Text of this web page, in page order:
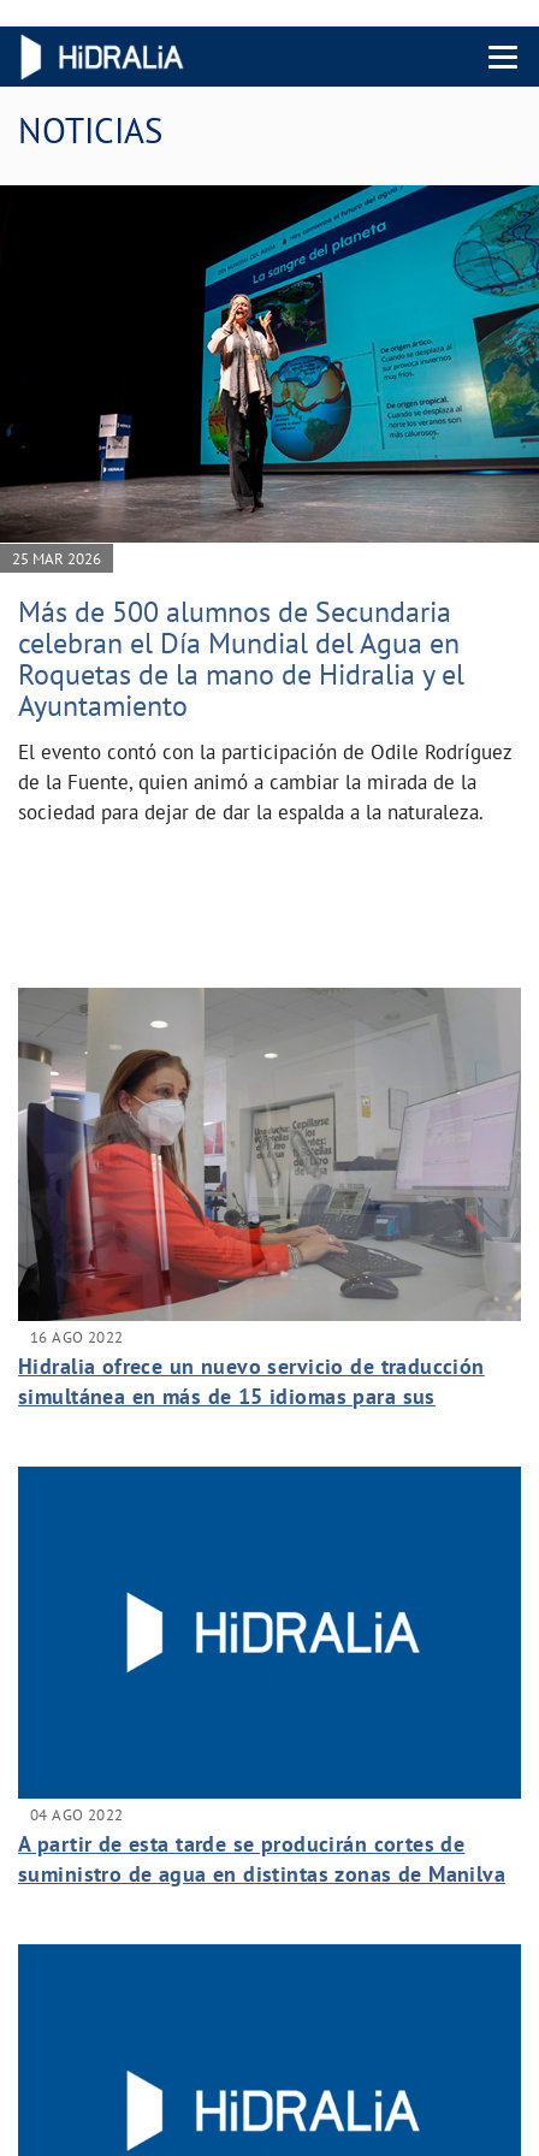
Menu
NOTICIAS
25 MAR 2026
Más de 500 alumnos de Secundaria
celebran el Día Mundial del Agua en
Roquetas de la mano de Hidralia y el
Ayuntamiento
El evento contó con la participación de Odile Rodríguez
de la Fuente, quien animó a cambiar la mirada de la
sociedad para dejar de dar la espalda a la naturaleza.
16 AGO 2022
Hidralia ofrece un nuevo servicio de traducción
simultánea en más de 15 idiomas para sus
04 AGO 2022
A partir de esta tarde se producirán cortes de
suministro de agua en distintas zonas de Manilva